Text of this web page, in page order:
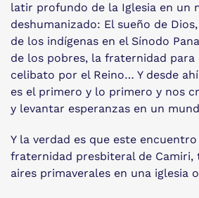
latir profundo de la Iglesia en un
deshumanizado: El sueño de
de los indígenas en el Sínodo
de los pobres, la fraternidad para
celibato por el Reino… Y desde
es el primero y lo primero y nos
y levantar esperanzas en un
Y la verdad es que este
fraternidad presbiteral de Camiri,
aires primaverales en una iglesia